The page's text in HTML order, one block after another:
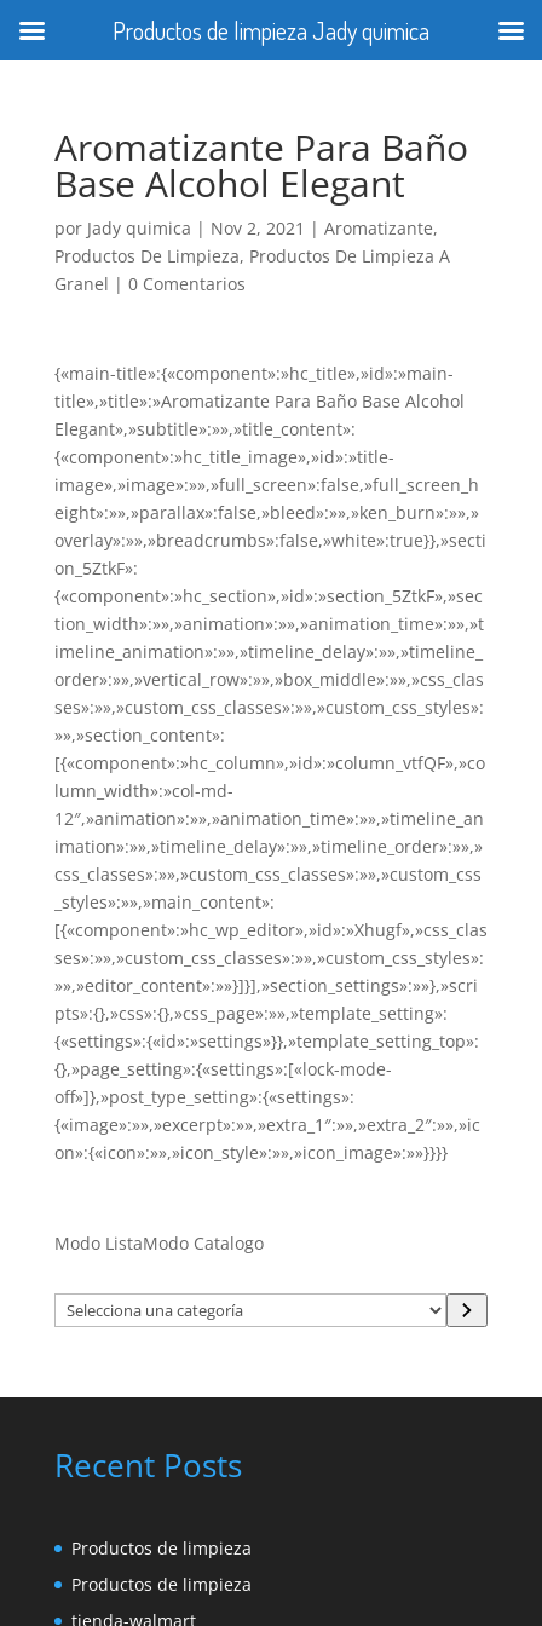
Aromatizante Para Baño
Base Alcohol Elegant
por Jady quimica | Nov 2, 2021 | Aromatizante,
Productos De Limpieza, Productos De Limpieza A
Granel | 0 Comentarios
{«main-title»:{«component»:»hc_title»,»id»:»main-
title»,»title»:»Aromatizante Para Baño Base Alcohol
Elegant»,»subtitle»:»»,»title_content»:
{«component»:»hc_title_image»,»id»:»title-
image»,»image»:»»,»full_screen»:false,»full_screen_h
eight»:»»,»parallax»:false,»bleed»:»»,»ken_burn»:»»,»
overlay»:»»,»breadcrumbs»:false,»white»:true}},»secti
on_5ZtkF»:
{«component»:»hc_section»,»id»:»section_5ZtkF»,»sec
tion_width»:»»,»animation»:»»,»animation_time»:»»,»t
imeline_animation»:»»,»timeline_delay»:»»,»timeline_
order»:»»,»vertical_row»:»»,»box_middle»:»»,»css_clas
ses»:»»,»custom_css_classes»:»»,»custom_css_styles»:
»»,»section_content»:
[{«component»:»hc_column»,»id»:»column_vtfQF»,»co
lumn_width»:»col-md-
12″,»animation»:»»,»animation_time»:»»,»timeline_an
imation»:»»,»timeline_delay»:»»,»timeline_order»:»»,»
css_classes»:»»,»custom_css_classes»:»»,»custom_css
_styles»:»»,»main_content»:
[{«component»:»hc_wp_editor»,»id»:»Xhugf»,»css_clas
ses»:»»,»custom_css_classes»:»»,»custom_css_styles»:
»»,»editor_content»:»»}]}],»section_settings»:»»},»scri
pts»:{},»css»:{},»css_page»:»»,»template_setting»:
{«settings»:{«id»:»settings»}},»template_setting_top»:
{},»page_setting»:{«settings»:[«lock-mode-
off»]},»post_type_setting»:{«settings»:
{«image»:»»,»excerpt»:»»,»extra_1″:»»,»extra_2″:»»,»ic
on»:{«icon»:»»,»icon_style»:»»,»icon_image»:»»}}}}
Modo ListaModo Catalogo
Selecciona
una
Recent Posts
Productos de limpieza
Productos de limpieza
tienda-walmart
Productos de limpieza Jady quimica